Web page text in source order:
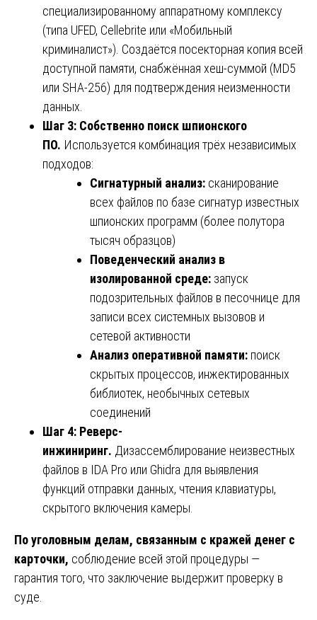
специализированному аппаратному комплексу
(типа UFED, Cellebrite или «Мобильный
криминалист»). Создаётся посекторная копия всей
доступной памяти, снабжённая хеш-суммой (MD5
или SHA-256) для подтверждения неизменности
данных.
Шаг 3: Собственно поиск шпионского
ПО. Используется комбинация трёх независимых
подходов:
Сигнатурный анализ: сканирование
всех файлов по базе сигнатур известных
шпионских программ (более полутора
тысяч образцов)
Поведенческий анализ в
изолированной среде: запуск
подозрительных файлов в песочнице для
записи всех системных вызовов и
сетевой активности
Анализ оперативной памяти: поиск
скрытых процессов, инжектированных
библиотек, необычных сетевых
соединений
Шаг 4: Реверс-
инжиниринг. Дизассемблирование неизвестных
файлов в IDA Pro или Ghidra для выявления
функций отправки данных, чтения клавиатуры,
скрытого включения камеры.
По уголовным делам, связанным с кражей денег с
карточки, соблюдение всей этой процедуры —
гарантия того, что заключение выдержит проверку в
суде.